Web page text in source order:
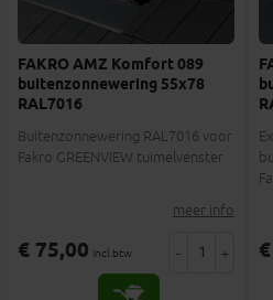
FAKRO AMZ Komfort 089
buitenzonnewering 55x78
RAL7016
Buitenzonnewering RAL7016 voor
Fakro GREENVIEW tuimelvenster
meer info
€ 75,00 incl.btw - +